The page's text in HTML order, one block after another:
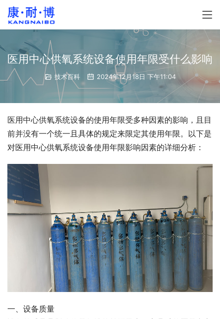
医用中心供氧系统设备使用年限受什么影响
技术百科 2024年12月18日 下午11:04
医用中心供氧系统设备的使用年限受多种因素的影响，且目
前并没有一个统一且具体的规定来限定其使用年限。以下是
对医用中心供氧系统设备使用年限影响因素的详细分析：
一、设备质量